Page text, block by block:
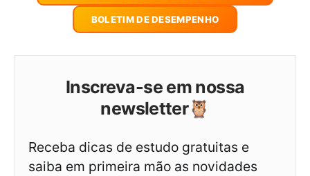
BOLETIM DE DESEMPENHO
Inscreva-se em nossa
newsletter🦉
Receba dicas de estudo gratuitas e
saiba em primeira mão as novidades